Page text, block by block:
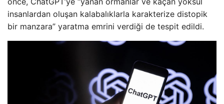
insanlardan oluşan kalabalıklarla karakterize distopik
bir manzara” yaratma emrini verdiği de tespit edildi.